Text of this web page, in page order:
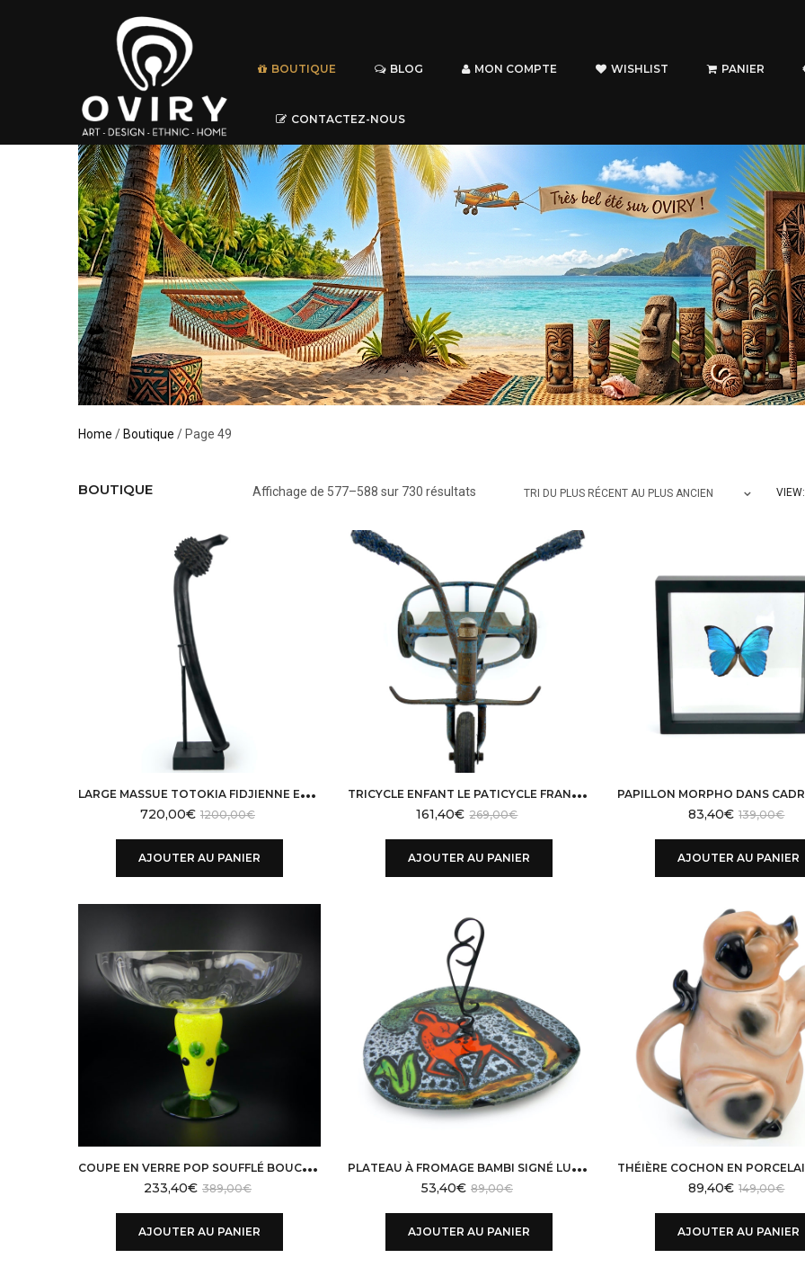
BOUTIQUE BLOG MON COMPTE WISHLIST PANIER
CONTACTEZ-NOUS
Home / Boutique / Page 49
BOUTIQUE Affichage de 577–588 sur 730 résultats
plus
ancien
TRI DU PLUS RÉCENT AU PLUS ANCIEN VIEW:
L
ARGE MASSUE TOTOKIA FIDJIENNE EN BOIS DUR SUR SOCLE
1200,00€
720,00€
AJOUTER AU PANIER
T
RICYCLE ENFANT LE PATICYCLE FRANCE VINTAGE
269,00€
161,40€
AJOUTER AU PANIER
139,00€
83,40€
AJOUTER AU PANIER
C
OUPE EN VERRE POP SOUFFLÉ BOUCHE SIGNÉE LE TRÉSOR DU GALION
389,00€
233,40€
AJOUTER AU PANIER
P
LATEAU À FROMAGE BAMBI SIGNÉ LUC VALLAURIS ANNÉES 50/60
89,00€
53,40€
AJOUTER AU PANIER
149,00€
89,40€
AJOUTER AU PANIER